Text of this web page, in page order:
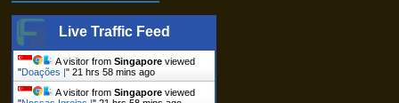
Live Traffic Feed
A visitor fromSingapore viewed
"Doações |"21 hrs 58 mins ago
A visitor fromSingapore viewed